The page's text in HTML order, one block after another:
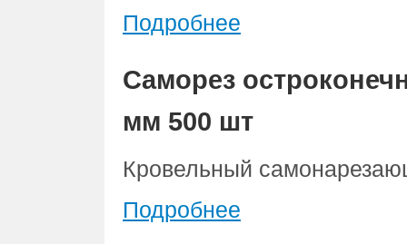
Подробнее
Саморез
мм 500 шт
Кровельный
Подробнее